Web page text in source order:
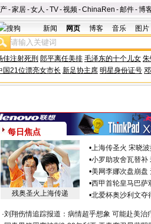
-家居-女人 -TV-视频-ChinaRen -邮件-博
新闻 网页 博客 音乐 图片
佳注射死刑 郎平离任美排 毛泽东的十个儿女
国21位漂亮女市长 新足协主席 明星身份证号
每日焦点
残奥圣火上海传递
•上海传圣火 宋晓
•小罗助攻舍瓦替补
•美网李娜次盘崩盘
•西甲首轮皇马巴萨
•北爱杯奥沙利文夺
·刘翔伤情追踪报道：病情超乎想象 可能赴美治